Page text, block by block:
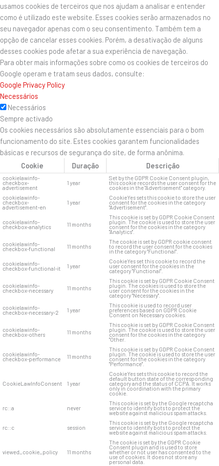
usamos cookies de terceiros que nos ajudam a analisar e entender
como é utilizado este website. Esses cookies serão armazenados no
seu navegador apenas com o seu consentimento. Também tem a
opção de cancelar esses cookies. Porém, a desativação de alguns
desses cookies pode afetar a sua experiência de navegação.
Para obter mais informações sobre como os cookies de terceiros do
Google operam e tratam seus dados, consulte:
Google Privacy Policy
Necessários
Necessários
Sempre activado
Os cookies necessários são absolutamente essenciais para o bom
funcionamento do site. Estes cookies garantem funcionalidades
básicas e recursos de segurança do site, de forma anônima.
Cookie
Duração Descrição
cookielawinfo-
checkbox-
advertisement
1 year
Set by the GDPR Cookie Consent plugin,
this cookie records the user consent for the
cookies in the "Advertisement" category.
cookielawinfo-
checkbox-
advertisement-en
1 year
CookieYes sets this cookie to store the user
consent for the cookies in the category
"Advertisement".
cookielawinfo-
checkbox-analytics 11 months
This cookie is set by GDPR Cookie Consent
plugin. The cookie is used to store the user
consent for the cookies in the category
"Analytics".
cookielawinfo-
checkbox-functional 11 months
The cookie is set by GDPR cookie consent
to record the user consent for the cookies
in the category "Functional".
cookielawinfo-
checkbox-functional-it 1 year
CookieYes set this cookie to record the
user consent for the cookies in the
category "Functional".
cookielawinfo-
checkbox-necessary 11 months
This cookie is set by GDPR Cookie Consent
plugin. The cookies is used to store the
user consent for the cookies in the
category "Necessary".
cookielawinfo-
checkbox-necessary-2 1 year
This cookie is used to record user
preferences based on GDPR Cookie
Consent on Necessary cookies.
cookielawinfo-
checkbox-others 11 months
This cookie is set by GDPR Cookie Consent
plugin. The cookie is used to store the user
consent for the cookies in the category
"Other.
cookielawinfo-
checkbox-performance 11 months
This cookie is set by GDPR Cookie Consent
plugin. The cookie is used to store the user
consent for the cookies in the category
"Performance".
CookieLawInfoConsent 1 year
CookieYes sets this cookie to record the
default button state of the corresponding
category and the status of CCPA. It works
only in coordination with the primary
cookie.
rc::a never
This cookie is set by the Google recaptcha
service to identify bots to protect the
website against malicious spam attacks.
rc::c session
This cookie is set by the Google recaptcha
service to identify bots to protect the
website against malicious spam attacks.
viewed_cookie_policy 11 months
The cookie is set by the GDPR Cookie
Consent plugin and is used to store
whether or not user has consented to the
use of cookies. It does not store any
personal data.